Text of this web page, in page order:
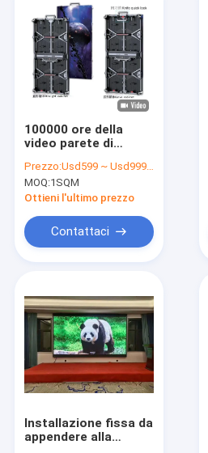
Prodotti
Video
Chi siamo
100000 ore della
video parete di
di temperatura del
colore locativa
6500K
Prezzo:Usd599 ~ Usd999 / Sqm ( Price is negotiable )
MOQ:1SQM
Ottieni l'ultimo prezzo
Contattaci
Installazione fissa da
appendere alla